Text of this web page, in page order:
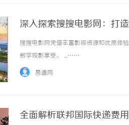
深入探索搜搜电影网：打
搜搜电影网凭借丰富影视资源和优质体
数字观影享受。 ...……
易通网
全面解析联邦国际快递费